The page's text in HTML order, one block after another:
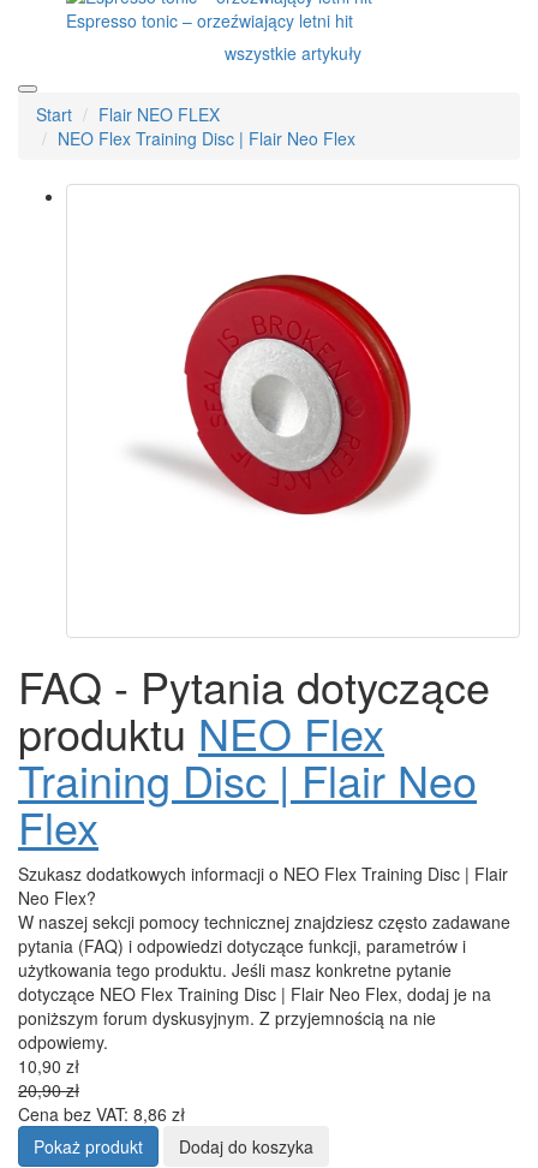
Outin
Rancilio
Dostawa
Bony upominkowe
info@4barista.pl
10 rad na pyszny napój
Herbata z EKO kapsułek? Dlaczego nie.
Start
Flair NEO FLEX
NEO Flex Training Disc | Flair Neo Flex